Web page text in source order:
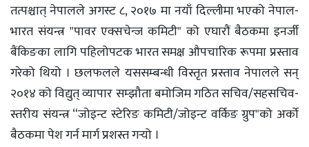
तत्पश्चात् नेपालले अगस्ट ८, २०१७ मा नयाँ दिल्लीमा भएको नेपाल-
भारत संयन्त्र "पावर एक्सचेन्ज कमिटी" को एघारौं बैठकमा इनर्जी
बैंकिङका लागि पहिलोपटक भारत समक्ष औपचारिक रूपमा प्रस्ताव
गरेको थियो । छलफलले यससम्बन्धी विस्तृत प्रस्ताव नेपालले सन्
२०१४ को विद्युत् व्यापार सम्झौता बमोजिम गठित सचिव/सहसचिव-
स्तरीय संयन्त्र “जोइन्ट स्टेरिङ कमिटी/जोइन्ट वर्किङ ग्रुप"को अर्को
बैठकमा पेश गर्न मार्ग प्रशस्त गर्‍यो ।